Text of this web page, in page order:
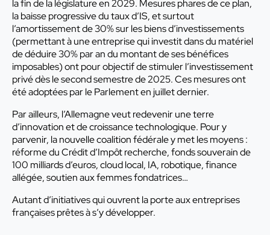
la fin de la législature en 2029. Mesures phares de ce plan,
la baisse progressive du taux d’IS, et surtout
l’amortissement de 30% sur les biens d’investissements
(permettant à une entreprise qui investit dans du matériel
de déduire 30% par an du montant de ses bénéfices
imposables) ont pour objectif de stimuler l’investissement
privé dès le second semestre de 2025. Ces mesures ont
été adoptées par le Parlement en juillet dernier.
Par ailleurs, l’Allemagne veut redevenir une terre
d’innovation et de croissance technologique. Pour y
parvenir, la nouvelle coalition fédérale y met les moyens :
réforme du Crédit d’Impôt recherche, fonds souverain de
100 milliards d’euros, cloud local, IA, robotique, finance
allégée, soutien aux femmes fondatrices…
Autant d’initiatives qui ouvrent la porte aux entreprises
françaises prêtes à s’y développer.